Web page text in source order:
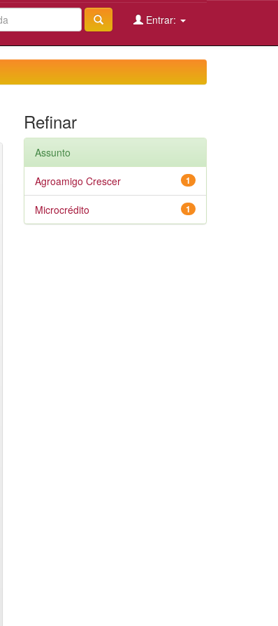
Entrar:
Refinar
Assunto
1
Agroamigo Crescer
1
Microcrédito